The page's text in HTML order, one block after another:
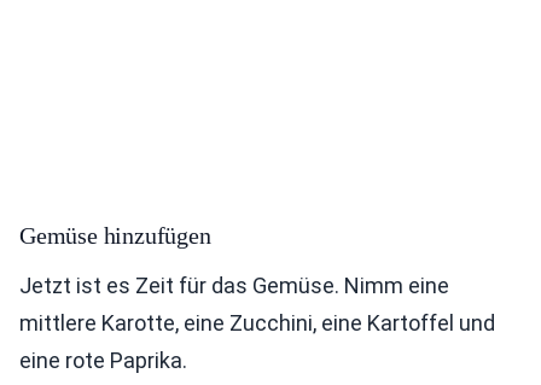
Gemüse hinzufügen
Jetzt ist es Zeit für das Gemüse. Nimm eine
mittlere Karotte, eine Zucchini, eine Kartoffel und
eine rote Paprika.